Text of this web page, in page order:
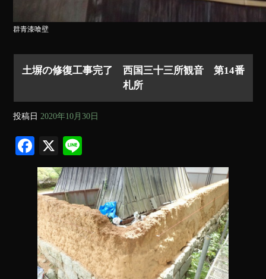
群青漆喰壁
土塀の修復工事完了 西国三十三所観音 第14番
札所
投稿日 2020年10月30日
Fa
ce
bo
ok
X
ne